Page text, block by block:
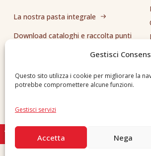
Gestisci
Questo sito utilizza i cookie per migliorare la
potrebbe compromettere alcune funzioni.
Gestisci servizi
Accetta Nega
La nostra pasta integrale
Download cataloghi e raccolta punti